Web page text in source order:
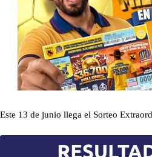
Este 13 de junio llega el Sorteo